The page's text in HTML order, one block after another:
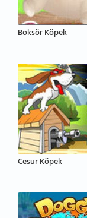
Boksör Köpek
Cesur Köpek